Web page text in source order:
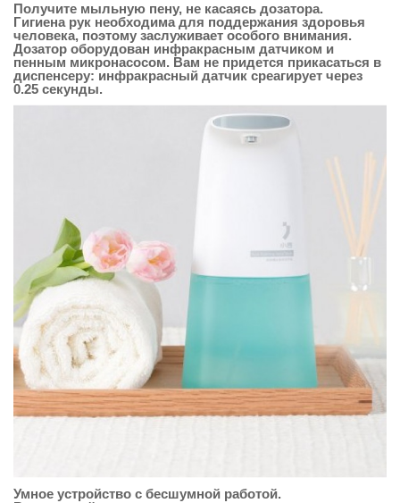
Получите мыльную пену, не касаясь дозатора.
Гигиена рук необходима для поддержания здоровья
человека, поэтому заслуживает особого внимания.
Дозатор оборудован инфракрасным датчиком и
пенным микронасосом. Вам не придется прикасаться в
диспенсеру: инфракрасный датчик среагирует через
0.25 секунды.
Умное устройство с бесшумной работой.